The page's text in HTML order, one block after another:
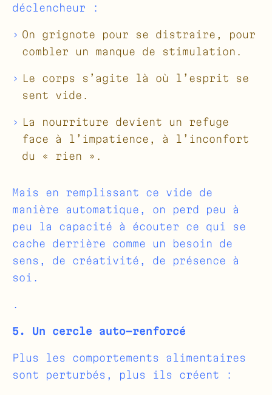
déclencheur :
On grignote pour se distraire, pour
combler un manque de stimulation.
Le corps s’agite là où l’esprit se
sent vide.
La nourriture devient un refuge
face à l’impatience, à l’inconfort
du « rien ».
Mais en remplissant ce vide de
manière automatique, on perd peu à
peu la capacité à écouter ce qui se
cache derrière comme un besoin de
sens, de créativité, de présence à
soi.
.
5. Un cercle auto-renforcé
Plus les comportements alimentaires
sont perturbés, plus ils créent :